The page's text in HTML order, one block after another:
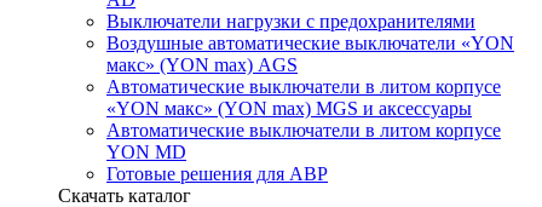
Выключатели нагрузки с предохранителями
Воздушные автоматические выключатели «YON
макс» (YON max) AGS
Автоматические выключатели в литом корпусе
«YON макс» (YON max) MGS и аксессуары
Автоматические выключатели в литом корпусе
YON MD
Готовые решения для АВР
Скачать каталог